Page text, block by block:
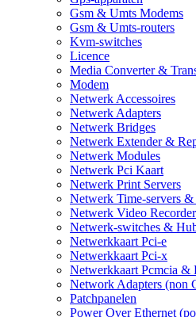
Gsm & Umts Modems
Gsm & Umts-routers
Kvm-switches
Licence
Media Converter &
Modem
Netwerk Accessoires
Netwerk Adapters
Netwerk Bridges
Netwerk Extender &
Netwerk Modules
Netwerk Pci Kaart
Netwerk Print Servers
Netwerk Time-servers &
Netwerk Video
Netwerk-switches &
Netwerkkaart Pci-e
Netwerkkaart Pci-x
Netwerkkaart Pcmcia &
Network Adapters (non
Patchpanelen
Power Over Ethernet